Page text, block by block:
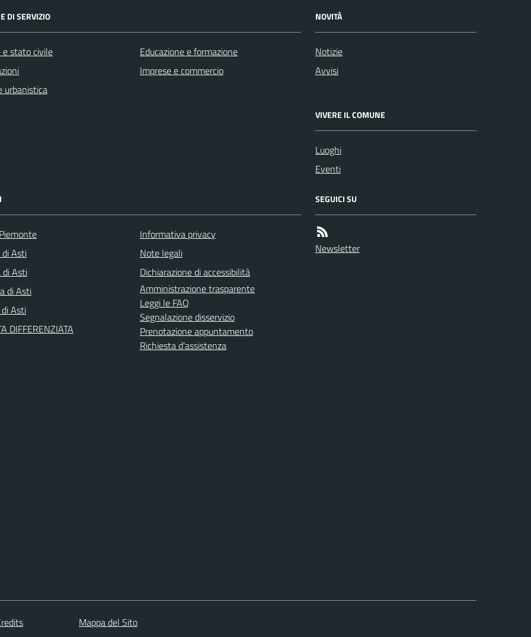
DI SERVIZIO
e stato civile
urbanistica
Educazione e formazione
Imprese e commercio
NOVITÀ
Notizie
Avvisi
VIVERE IL COMUNE
Luoghi
Eventi
di Asti
di Asti
di Asti
Asti
DIFFERENZIATA
Informativa privacy
Note legali
Dichiarazione di accessibilità
Amministrazione trasparente
Leggi le FAQ
Segnalazione disservizio
Prenotazione appuntamento
Richiesta d'assistenza
SEGUICI SU
Newsletter
Mappa del Sito